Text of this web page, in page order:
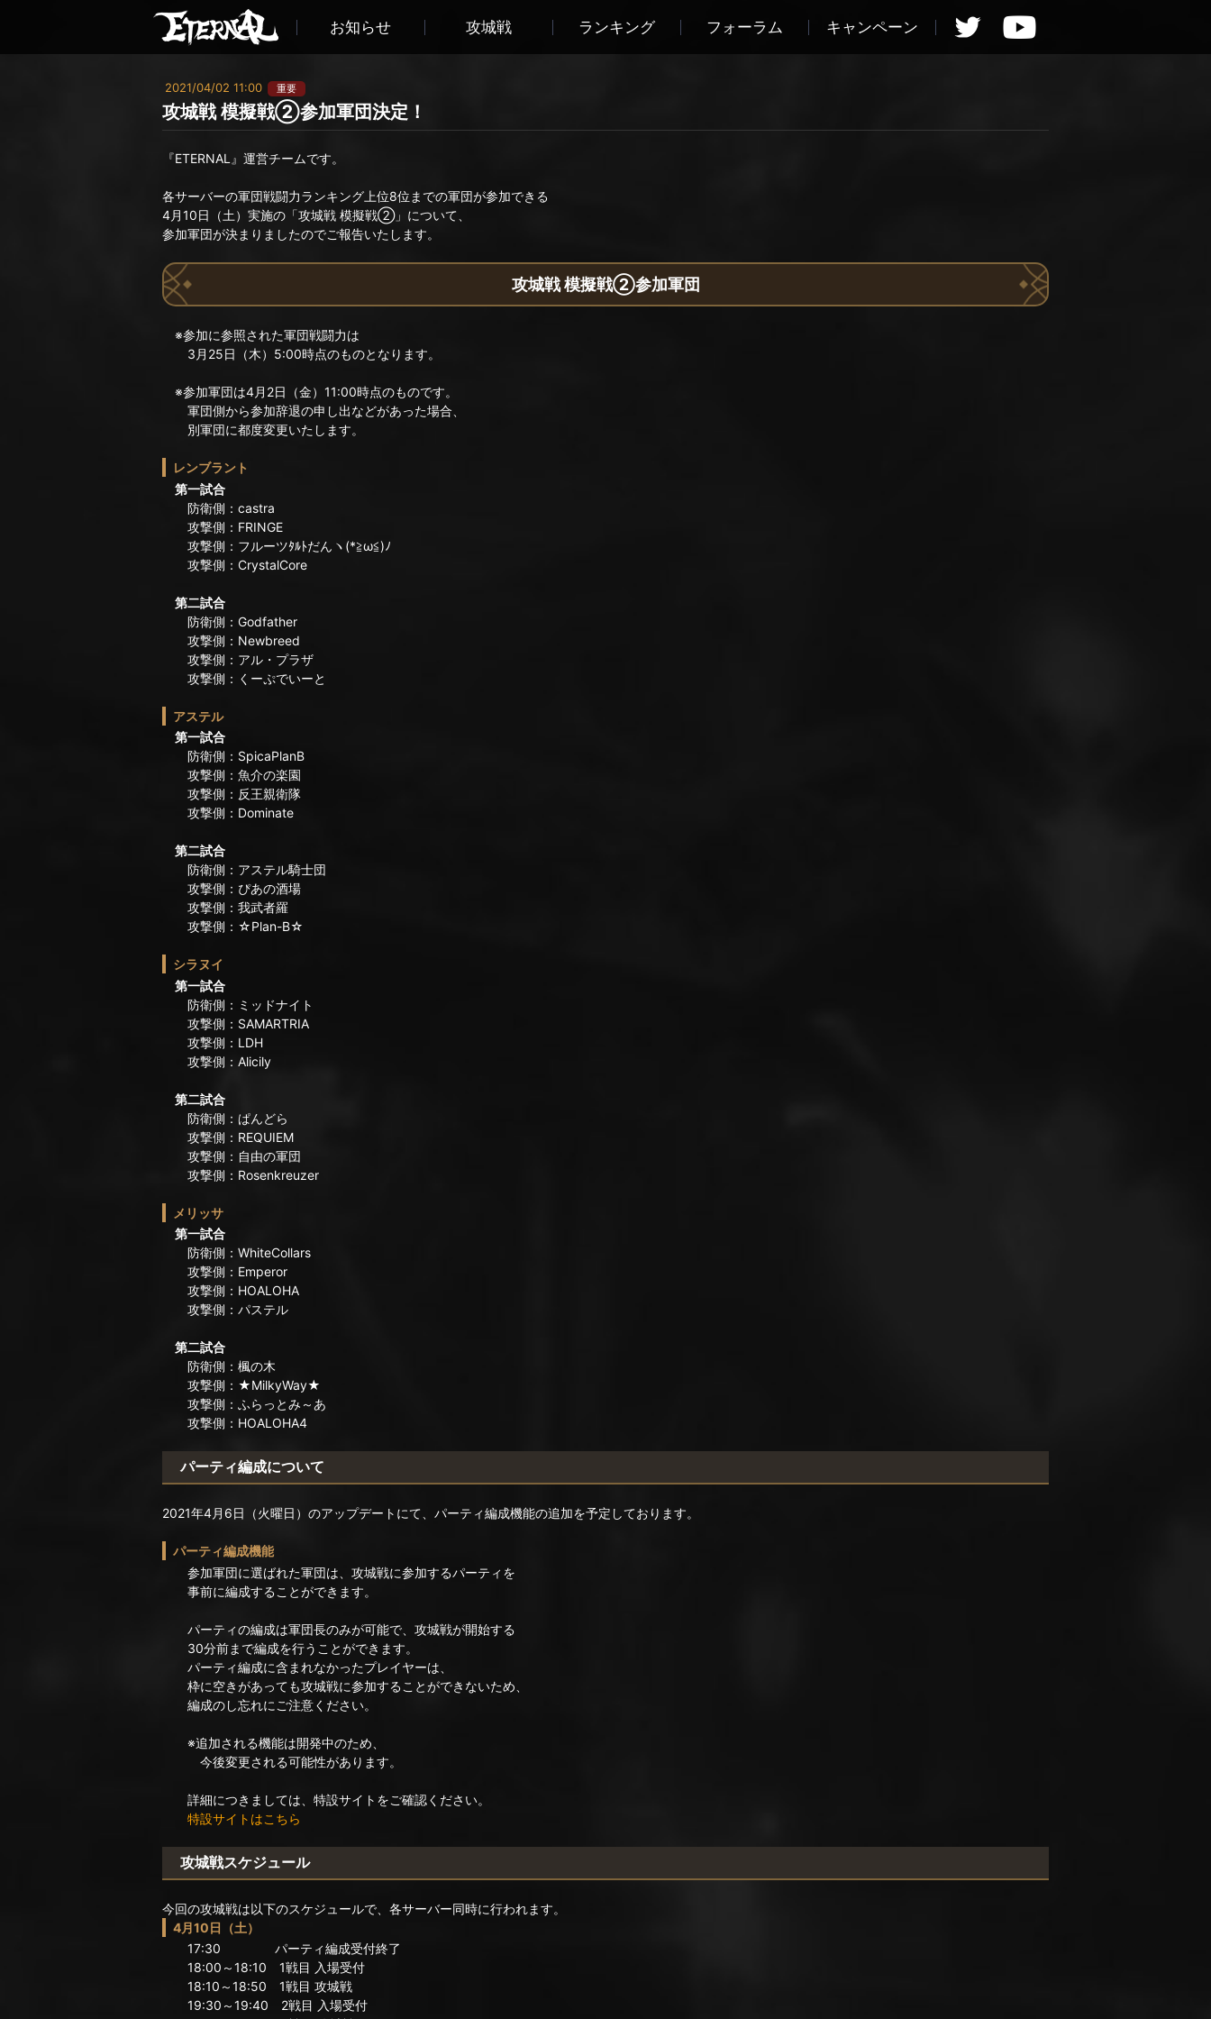
お知らせ 攻城戦 ランキング フォーラム キャンペーン
2021/04/02 11:00 重要
攻城戦 模擬戦②参加軍団決定！
『ETERNAL』運営チームです。
各サーバーの軍団戦闘力ランキング上位8位までの軍団が参加できる
4月10日（土）実施の「攻城戦 模擬戦②」について、
参加軍団が決まりましたのでご報告いたします。
攻城戦 模擬戦②参加軍団
※参加に参照された軍団戦闘力は
3月25日（木）5:00時点のものとなります。
※参加軍団は4月2日（金）11:00時点のものです。
軍団側から参加辞退の申し出などがあった場合、
別軍団に都度変更いたします。
レンブラント
第一試合
防衛側：castra
攻撃側：FRINGE
攻撃側：フルーツﾀﾙﾄだんヽ(*≧ω≦)ﾉ
攻撃側：CrystalCore
第二試合
防衛側：Godfather
攻撃側：Newbreed
攻撃側：アル・プラザ
攻撃側：くーぷでいーと
アステル
第一試合
防衛側：SpicaPlanB
攻撃側：魚介の楽園
攻撃側：反王親衛隊
攻撃側：Dominate
第二試合
防衛側：アステル騎士団
攻撃側：ぴあの酒場
攻撃側：我武者羅
攻撃側：☆Plan-B☆
シラヌイ
第一試合
防衛側：ミッドナイト
攻撃側：SAMARTRIA
攻撃側：LDH
攻撃側：Alicily
第二試合
防衛側：ぱんどら
攻撃側：REQUIEM
攻撃側：自由の軍団
攻撃側：Rosenkreuzer
メリッサ
第一試合
防衛側：WhiteCollars
攻撃側：Emperor
攻撃側：HOALOHA
攻撃側：パステル
第二試合
防衛側：楓の木
攻撃側：★MilkyWay★
攻撃側：ふらっとみ～あ
攻撃側：HOALOHA4
パーティ編成について
2021年4月6日（火曜日）のアップデートにて、パーティ編成機能の追加を予定しております。
パーティ編成機能
参加軍団に選ばれた軍団は、攻城戦に参加するパーティを
事前に編成することができます。
パーティの編成は軍団長のみが可能で、攻城戦が開始する
30分前まで編成を行うことができます。
パーティ編成に含まれなかったプレイヤーは、
枠に空きがあっても攻城戦に参加することができないため、
編成のし忘れにご注意ください。
※追加される機能は開発中のため、
今後変更される可能性があります。
詳細につきましては、特設サイトをご確認ください。
特設サイトはこちら
攻城戦スケジュール
今回の攻城戦は以下のスケジュールで、各サーバー同時に行われます。
4月10日（土）
17:30 パーティ編成受付終了
18:00～18:10 1戦目 入場受付
18:10～18:50 1戦目 攻城戦
19:30～19:40 2戦目 入場受付